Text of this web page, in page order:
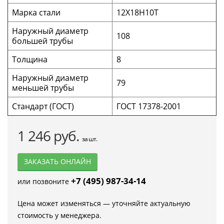
Марка стали
12Х18Н10Т
Наружный диаметр
большей трубы
108
Толщина
8
Наружный диаметр
меньшей трубы
79
Стандарт (ГОСТ) ГОСТ 17378-2001
1 246 руб. за шт.
ЗАКАЗАТЬ ОНЛАЙН
или позвоните +7 (495) 987-34-14
Цена может изменяться — уточняйте актуальную
стоимость у менеджера.